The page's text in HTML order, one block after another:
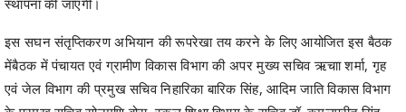
मेंबैठक में पंचायत एवं ग्रामीण विकास विभाग की अपर मुख्य सचिव ऋचाा शर्मा, गृह
एवं जेल विभाग की प्रमुख सचिव निहारिका बारिक सिंह, आदिम जाति विकास विभाग
के प्रमुख सचिव सोनमणि बोरा, स्कूल शिक्षा विभाग के सचिव डॉ. कमलप्रीत सिंह,
वित्त विभाग के सचिव डॉ. रोहित यादव, सामान्य प्रशासन विभाग के सचिव अविनाश
चम्पावत, लोक स्वास्थ्य एवं परिवार कल्याण विभाग के सचिव अमित कटारिया, सामान्य